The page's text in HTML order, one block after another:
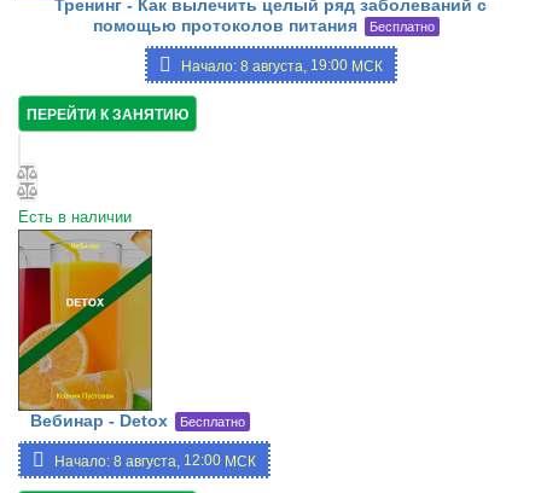
Тренинг - Как вылечить целый ряд заболеваний с
помощью протоколов питания
Бесплатно
Начало: 8 августа, 19:00МСК
ПЕРЕЙТИ К ЗАНЯТИЮ
Есть в наличии
Вебинар - Detox Бесплатно
Начало: 8 августа, 12:00,
19:00
МСК